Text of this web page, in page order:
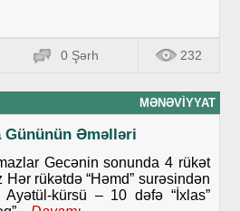
0 Şərh 232
MƏNƏVIYYAT
Gününün Əməlləri
Gecənin sonunda 4 rükət
Hər rükətdə “Həmd” surəsindən
Ayətül-kürsü – 10 dəfə “İxlas”